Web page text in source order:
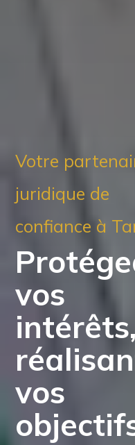
Votre
juridique de
confiance à
vos
intérêts,
vos